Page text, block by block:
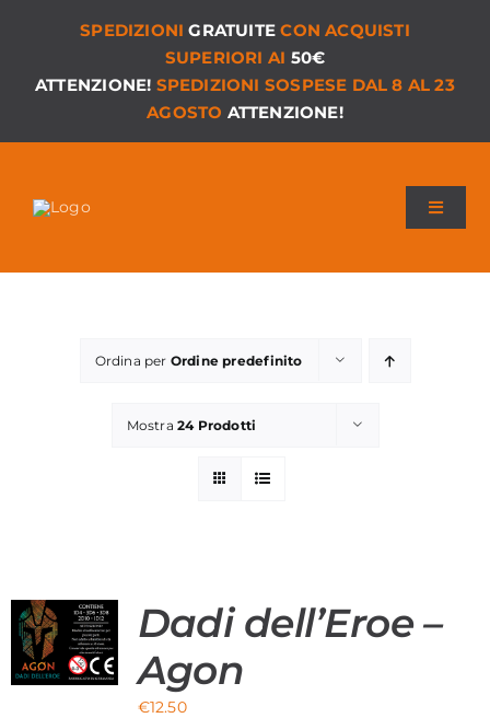
SPEDIZIONIGRATUITE CON ACQUISTI
SUPERIORI AI 50€
ATTENZIONE! SPEDIZIONI SOSPESE DAL 8 AL 23
AGOSTO ATTENZIONE!
Toggle
Account
Carrello
Ordina per Ordine predefinito
Mostra 24 Prodotti
+
Dadi dell’Eroe –
Agon
€12.50